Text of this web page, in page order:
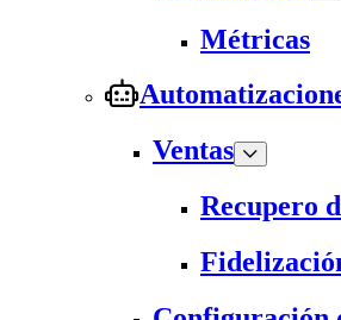
Métricas
Ventas
Recupero